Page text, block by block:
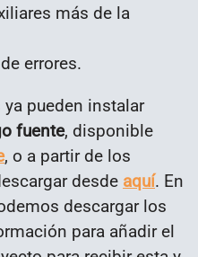
más de la
errores.
pueden instalar
fuente, disponible
, o a partir de los
desde aquí. En
descargar los
para añadir el